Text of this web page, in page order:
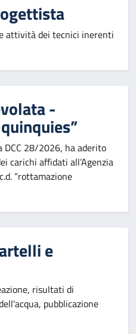
attività dei tecnici inerenti
-
DCC 28/2026, ha aderito
carichi affidati all’Agenzia
“rottamazione
e
risultati di
pubblicazione